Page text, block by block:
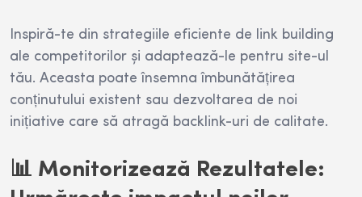
Inspiră-te din strategiile eficiente de link building
ale competitorilor și adaptează-le pentru site-ul
tău. Aceasta poate însemna îmbunătățirea
conținutului existent sau dezvoltarea de noi
inițiative care să atragă backlink-uri de calitate.
📊 Monitorizează Rezultatele: